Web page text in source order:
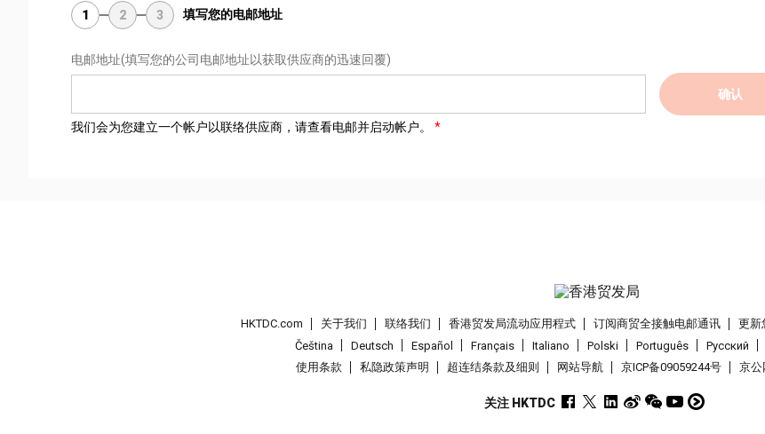
1 2 3 填写您的电邮地址
电邮地址(填写您的公司电邮地址以获取供应商的迅速回覆)
确认
我们会为您建立一个帐户以联络供应商，请查看电邮并启动帐户。
HKTDC.com 关于我们 联络我们 香港贸发局流动应用程式 订阅商贸全接触电邮通讯 更新
Čeština
Deutsch Español Français Italiano Polski Português Pусский
使用条款
私隐政策声明 超连结条款及细则 网站导航 京ICP备09059244号 京公
关注 HKTDC